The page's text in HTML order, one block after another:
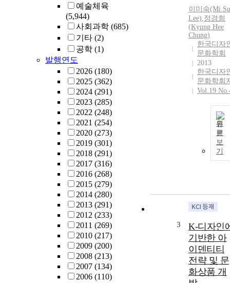
예술체육
(5,944)
사회과학 (685)
기타 (2)
공학 (1)
발행연도
2026 (180)
2025 (362)
2024 (291)
2023 (285)
2022 (248)
2021 (254)
2020 (273)
2019 (301)
2018 (291)
2017 (316)
2016 (268)
2015 (279)
2014 (280)
2013 (291)
2012 (233)
2011 (269)
2010 (217)
2009 (200)
2008 (213)
2007 (134)
2006 (110)
이미숙(Mi
Lee),정경희
(Kyung Hee
Chung)
한국디자
문화학회
2013
한국디자
문화학회
Vol.19
원
문
보
기
3
K-디자인
기반한 아
이덴티티
전략 및 문
화상품 개